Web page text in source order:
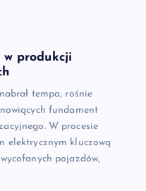
w produkcji
tempa, rośnie
fundament
W procesie
elektrycznym kluczową
pojazdów,